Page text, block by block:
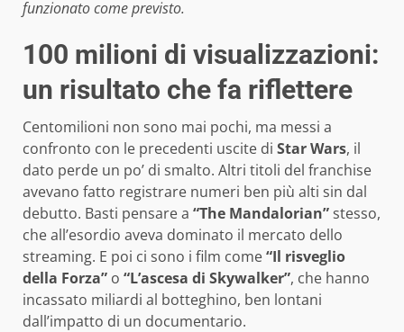
funzionato come previsto.
100 milioni di visualizzazioni:
un risultato che fa riflettere
Centomilioni non sono mai pochi, ma messi a
confronto con le precedenti uscite di Star Wars, il
dato perde un po’ di smalto. Altri titoli del franchise
avevano fatto registrare numeri ben più alti sin dal
debutto. Basti pensare a “The Mandalorian”stesso,
che all’esordio aveva dominato il mercato dello
streaming. E poi ci sono i film come“Il risveglio
della Forza” o “L’ascesa di Skywalker”, che hanno
incassato miliardi al botteghino, ben lontani
dall’impatto di un documentario.